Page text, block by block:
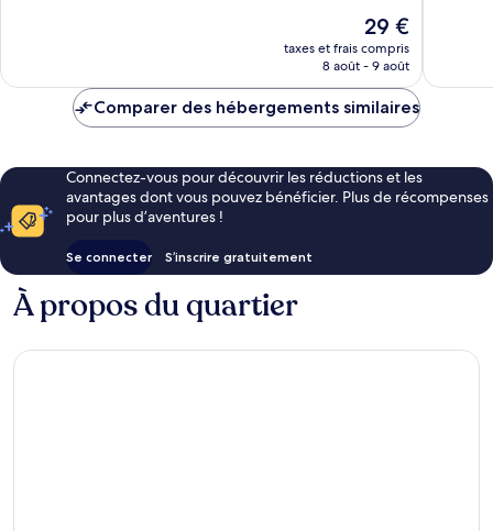
Le
nouveau
prix
de
29 €
taxes et frais compris
8 août - 9 août
Comparer des hébergements similaires
Connectez-vous pour découvrir les réductions et les
avantages dont vous pouvez bénéficier. Plus de récompenses
pour plus d’aventures !
Se connecter S’inscrire gratuitement
À propos du quartier